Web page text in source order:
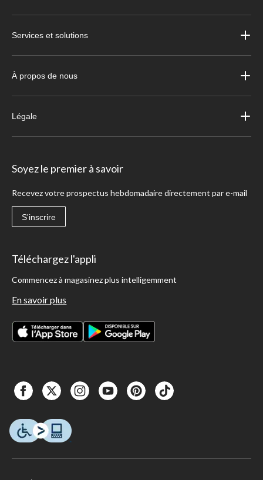
Services et solutions
À propos de nous
Légale
Soyez le premier à savoir
Recevez votre prospectus hebdomadaire directement par e-mail
S'inscrire
Téléchargez l'appli
Commencez à magasinez plus intelligemment
En savoir plus